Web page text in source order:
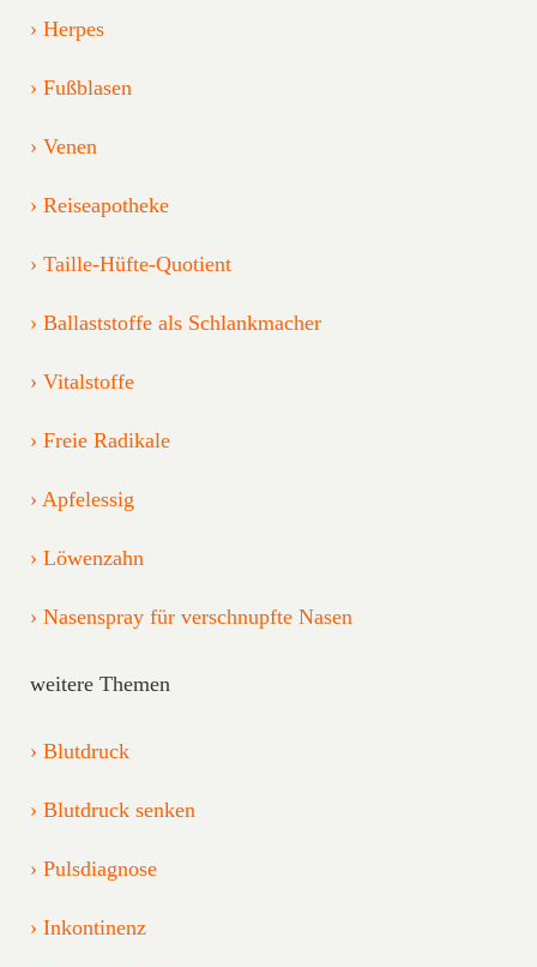
Herpes
Fußblasen
Venen
Reiseapotheke
Taille-Hüfte-Quotient
Ballaststoffe als Schlankmacher
Vitalstoffe
Freie Radikale
Apfelessig
Löwenzahn
Nasenspray für verschnupfte Nasen
weitere Themen
Blutdruck
Blutdruck senken
Pulsdiagnose
Inkontinenz